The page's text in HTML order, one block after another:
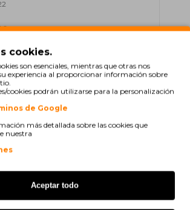
cookies.
son esenciales, mientras que otras nos
experiencia al proporcionar información sobre
cookies podrán utilizarse para la personalización
de Google
más detallada sobre las cookies que
nuestra
Aceptar todo